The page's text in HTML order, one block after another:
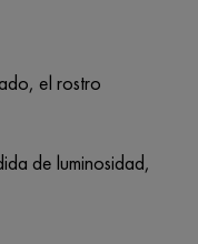
el rostro
de luminosidad,